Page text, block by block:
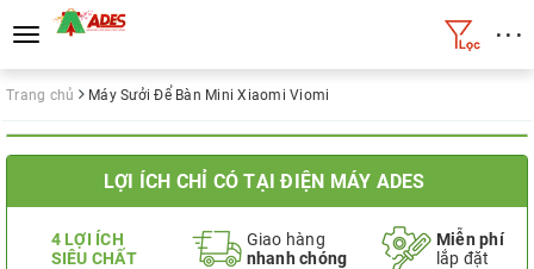
Toggle
navigation
• • •
Trang chủ Máy Sưởi Để Bàn Mini Xiaomi Viomi
LỢI ÍCH CHỈ CÓ TẠI ĐIỆN MÁY ADES
4 LỢI ÍCH
SIÊU CHẤT
Giao hàng
nhanh chóng
Miễn phí
lắp đặt